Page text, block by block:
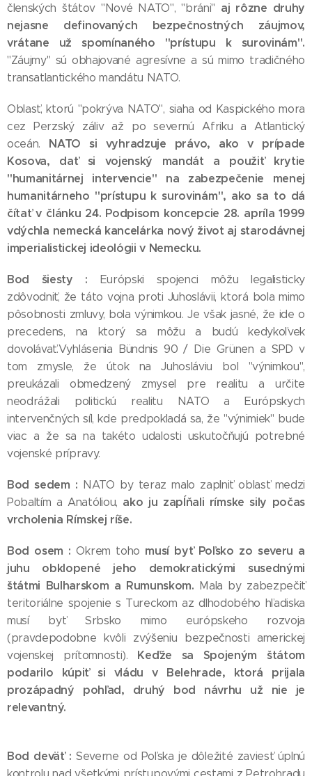
členských štátov "Nové NATO", "bráni" aj rôzne druhy
nejasne definovaných bezpečnostných záujmov,
vrátane už spomínaného "prístupu k surovinám".
"Záujmy" sú obhajované agresívne a sú mimo tradičného
transatlantického mandátu NATO.
Oblasť, ktorú "pokrýva NATO", siaha od Kaspického mora
cez Perzský záliv až po severnú Afriku a Atlantický
oceán. NATO si vyhradzuje právo, ako v prípade
Kosova, dať si vojenský mandát a použiť krytie
"humanitárnej intervencie" na zabezpečenie menej
humanitárneho "prístupu k surovinám", ako sa to dá
čítať v článku 24. Podpisom koncepcie 28. apríla 1999
vdýchla nemecká kancelárka nový život aj starodávnej
imperialistickej ideológii v Nemecku.
Bod šiesty : Európski spojenci môžu legalisticky
zdôvodniť, že táto vojna proti Juhoslávii, ktorá bola mimo
pôsobnosti zmluvy, bola výnimkou. Je však jasné, že ide o
precedens, na ktorý sa môžu a budú kedykoľvek
dovolávať.Vyhlásenia Bündnis 90 / Die Grünen a SPD v
tom zmysle, že útok na Juhosláviu bol "výnimkou",
preukázali obmedzený zmysel pre realitu a určite
neodrážali politickú realitu NATO a Európskych
intervenčných síl, kde predpokladá sa, že "výnimiek" bude
viac a že sa na takéto udalosti uskutočňujú potrebné
vojenské prípravy.
Bod sedem : NATO by teraz malo zaplniť oblasť medzi
Pobaltím a Anatóliou, ako ju zapĺňali rímske sily počas
vrcholenia Rímskej ríše.
Bod osem : Okrem toho musí byť Poľsko zo severu a
juhu obklopené jeho demokratickými susednými
štátmi Bulharskom a Rumunskom. Mala by zabezpečiť
teritoriálne spojenie s Tureckom az dlhodobého hľadiska
musí byť Srbsko mimo európskeho rozvoja
(pravdepodobne kvôli zvýšeniu bezpečnosti americkej
vojenskej prítomnosti). Keďže sa Spojeným štátom
podarilo kúpiť si vládu v Belehrade, ktorá prijala
prozápadný pohľad, druhý bod návrhu už nie je
relevantný.
Bod deväť :Severne od Poľska je dôležité zaviesť úplnú